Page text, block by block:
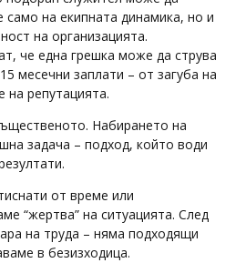
само на екипната динамика, но и
на организацията.
че една грешка може да струва
месечни заплати – от загуба на
на репутацията.
Набирането на
задача – подход, който води
от време или
“жертва” на ситуацията. След
на труда – няма подходящи
в безизходица.